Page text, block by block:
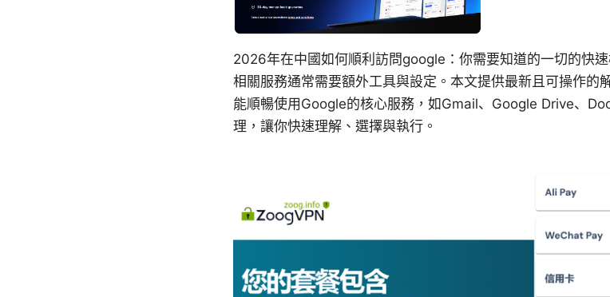
2026年在中國如何順利訪問google：你需要知道的一切的快
相關服務通常需要額外工具與設定。本文提供最新且可操作的
能順暢使用Google的核心服務，如Gmail、Google Drive、
理，讓你快速理解、選擇與執行。